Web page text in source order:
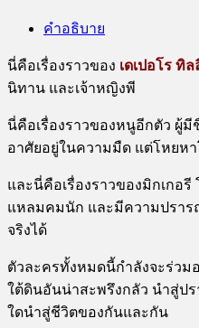
คำอธิบาย
นี่คือเรื่องราวของ เดเปอโร ทิล
นิทาน และเจ้าหญิงพี
นี่คือเรื่องราวของหนูอีกตัว ผู้
อาศัยอยู่ในความมืด แต่โหยหา
และนี่คือเรื่องราวของมิกเกอ
แหลมคมนัก และมีความปราร
จริงได้
ตัวละครทั้งหมดนี้กําลังจะร่วม
ใต้ดินอันน่าสะพรึงกลัว นําสู่ป
ใดนําสู่ชีวิตของกันและกัน